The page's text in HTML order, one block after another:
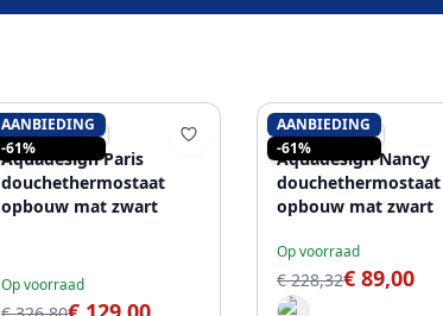
AANBIEDING
-61%
AQUADESIGN
Aquadesign Paris
douchethermostaat
opbouw mat zwart
Op voorraad
AANBIEDING
-61%
AQUADESIGN
Aquadesign Nancy
douchethermostaat
opbouw mat zwart
Op voorraad
€ 228,32€ 89,00